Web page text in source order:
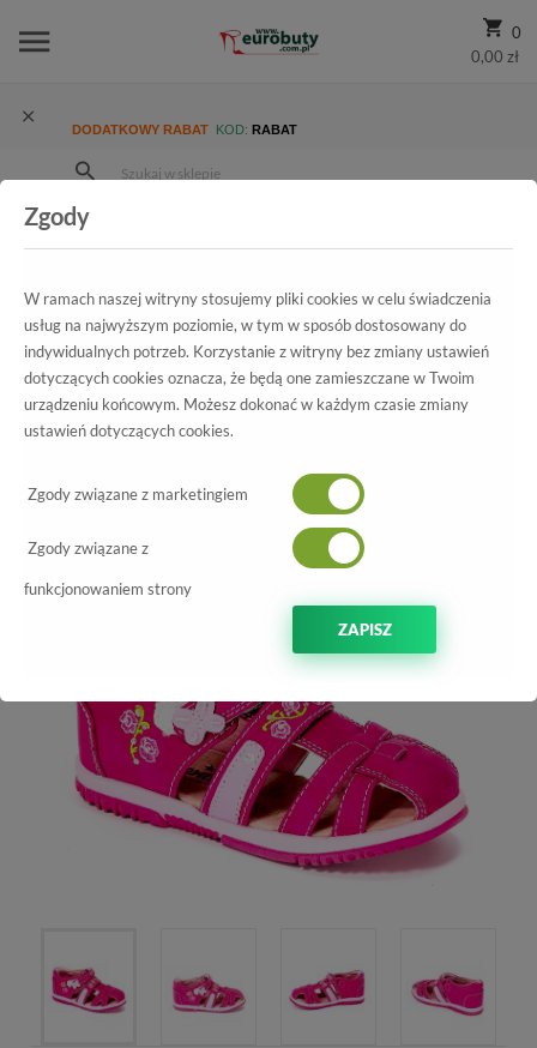
0
0,00 zł
DODATKOWY RABAT KOD: RABAT
Promocja
Sandały American 86279 Fuxia.Prz
Wszystkie produkty
Sandały American
86279 Fuxia.Prz
Zgody
W ramach naszej witryny stosujemy pliki cookies w celu świadczenia
usług na najwyższym poziomie, w tym w sposób dostosowany do
indywidualnych potrzeb. Korzystanie z witryny bez zmiany ustawień
dotyczących cookies oznacza, że będą one zamieszczane w Twoim
urządzeniu końcowym. Możesz dokonać w każdym czasie zmiany
ustawień dotyczących cookies.
Zgody związane z marketingiem
Zgody związane z
funkcjonowaniem strony
ZAPISZ